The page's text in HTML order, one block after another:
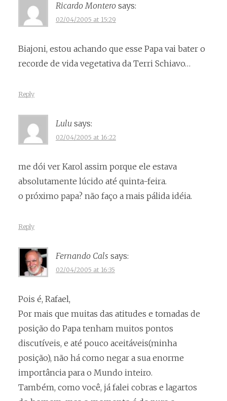
Ricardo Montero says:
02/04/2005 at 15:29
Biajoni, estou achando que esse Papa vai bater o
recorde de vida vegetativa da Terri Schiavo…
Reply
Lulu says:
02/04/2005 at 16:22
me dói ver Karol assim porque ele estava
absolutamente lúcido até quinta-feira.
o próximo papa? não faço a mais pálida idéia.
Reply
Fernando Cals says:
02/04/2005 at 16:35
Pois é, Rafael,
Por mais que muitas das atitudes e tomadas de
posição do Papa tenham muitos pontos
discutíveis, e até pouco aceitáveis(minha
posição), não há como negar a sua enorme
importância para o Mundo inteiro.
Também, como você, já falei cobras e lagartos